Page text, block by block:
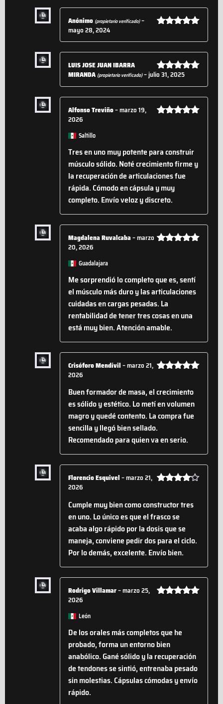
con5de 5
Anónimo (propietario verificado) –
mayo 28, 2024
Valorado
con5de 5
LUIS JOSE JUAN IBARRA
MIRANDA (propietario verificado) –julio 31, 2025
Alfonso Treviño–marzo 19,
2026
Saltillo
Tres en uno muy potente para construir
músculo sólido. Noté crecimiento firme y
la recuperación de articulaciones fue
rápida. Cómodo en cápsula y muy
completo. Envío veloz y discreto.
Magdalena Ruvalcaba–marzo
20, 2026
Guadalajara
Me sorprendió lo completo que es, sentí
el músculo más duro y las articulaciones
cuidadas en cargas pesadas. La
rentabilidad de tener tres cosas en una
está muy bien. Atención amable.
Crisóforo Mendívil–marzo 21,
2026
Buen formador de masa, el crecimiento
es sólido y estético. Lo metí en volumen
magro y quedé contento. La compra fue
sencilla y llegó bien sellado.
Recomendado para quien va en serio.
5
Florencio Esquivel–marzo 21,
2026
Cumple muy bien como constructor tres
en uno. Lo único es que el frasco se
acaba algo rápido por la dosis que se
maneja, conviene pedir dos para el ciclo.
Por lo demás, excelente. Envío bien.
Rodrigo Villamar–marzo 25,
2026
León
De los orales más completos que he
probado, forma un entorno bien
anabólico. Gané sólido y la recuperación
de tendones se sintió, entrenaba pesado
sin molestias. Cápsulas cómodas y envío
rápido.